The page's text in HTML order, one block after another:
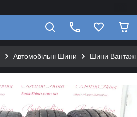
Автомобільні Шини Шини